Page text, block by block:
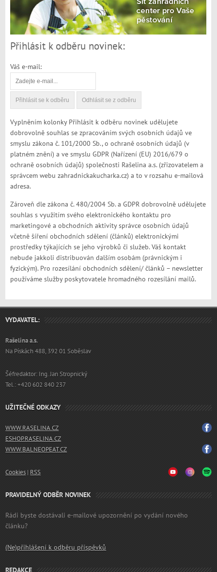
Přihlásit k odběru novinek:
Váš e-mail:
Vyplněním kolonky Přihlásit k odběru novinek udělujete
dobrovolně souhlas se zpracováním svých osobních údajů ve
smyslu zákona č. 101/2000 Sb., o ochraně osobních údajů (v
platném znění) a ve smyslu GDPR (Nařízení (EU) 2016/679 o
ochraně osobních údajů) společnosti Rašelina a.s. (zřizovatelem a
správcem webu zahradnickakucharka.cz) a to v rozsahu e-mailová
adresa.
Zároveň dle zákona č. 480/2004 Sb. a GDPR dobrovolně udělujete
souhlas s využitím svého elektronického kontaktu pro
marketingové a obchodních aktivity správce osobních údajů
včetně šíření obchodních sdělení (článků) elektronickými
prostředky týkajících se jeho výrobků či služeb. Váš kontakt
nebude jakkoli distribuován dalším osobám (právnickým i
fyzickým). Pro rozesílání obchodních sdělení/ článků – newsletter
používáme služby poskytovatele hromadného rozesílání mailů.
VYDAVATEL:
Rašelina a.s.
Na Pískách 488, 392 01 Soběslav
Šéfredaktor: Ing. Jan Stropnický
Tel.: +420 602 840 237
UŽITEČNÉ ODKAZY
WWW.RASELINA.CZ
ESHOP.RASELINA.CZ
WWW.BALNEOPEAT.CZ
Cookies | RSS
PRAVIDELNÝ ODBĚR NOVINEK
Rádi byste dostávali e-mailové upozornění po vydání nového
článku?
(Ne)přihlášení k odběru příspěvků
REDAKCE